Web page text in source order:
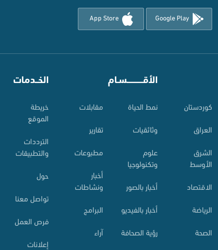
Google Play
App Store
کوردستان
العراق
الشرق
الأوسط
الاقتصاد
الرياضة
الصحة
الأقـــــــــــسـام
نمط الحياة
وثائقيات
علوم
وتكنولوجيا
أخبار بالصور
أخبار بالفيديو
رؤية الصحافة
مقابلات
تقارير
مطبوعات
أخبار
ونشاطات
البرامج
آراء
الخــدمات
خريطة
الموقع
الترددات
والتطبيقات
حول
تواصل معنا
فرص العمل
إعلانات